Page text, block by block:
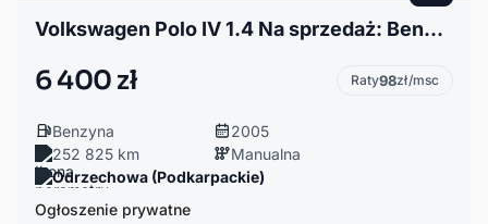
Volkswagen Polo IV 1.4 Na sprzedaż: Benzyna – 2005 r. 🚗
6 400 zł Raty98zł/msc
Benzyna
2005
252 825 km
Manualna
Odrzechowa (Podkarpackie)
Ogłoszenie prywatne